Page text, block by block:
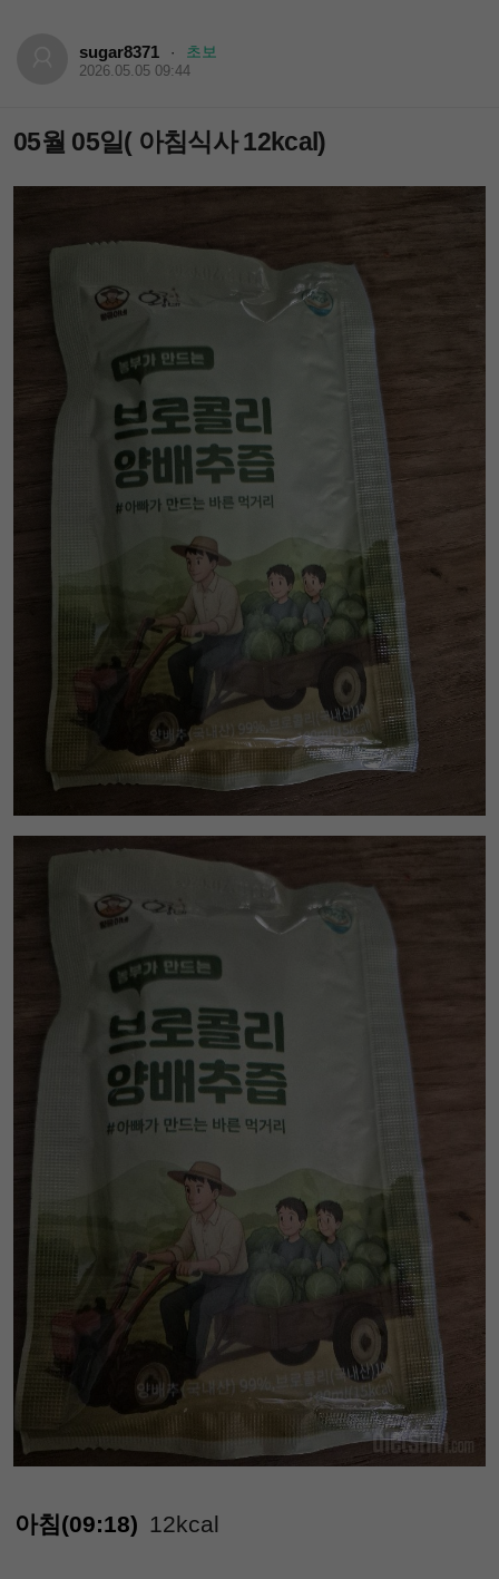
sugar8371 · 초보
2026.05.05 09:44
05월 05일( 아침식사 12kcal)
아침(09:18) 12kcal